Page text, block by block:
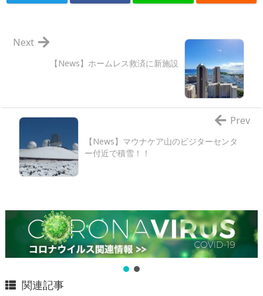
【News】ホームレス救済に新施設
Next
【News】マウナケア山のビジターセンタ
ー付近で積雪！！
Prev
関連記事